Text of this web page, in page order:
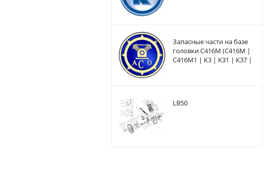
Запасные части на базе
головки С416М (С416М |
С416М1 | К3 | К31 | К37 |
LB50